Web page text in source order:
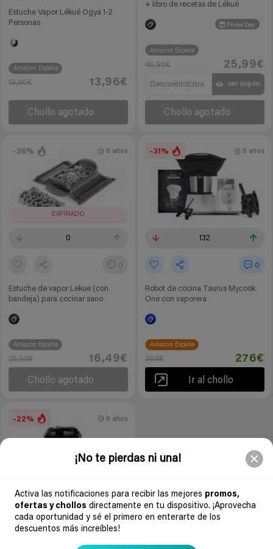
¡No te pierdas ni una!
Activa las notificaciones para recibir las mejores promos,
ofertas y chollos directamente en tu dispositivo. ¡Aprovecha
cada oportunidad y sé el primero en enterarte de los
descuentos más increíbles!
Estuche Vapor Lékué Ogya 1-2
Personas
Amazon España
19,90€ 13,96€
Chollo agotado
+ libro de recetas de Lékué
Prime Day
Amazon España
46,90€ 25,99€
DescuentoExtra ver cupón
Chollo agotado
-36%
EXPIRADO
0
0
Estuche de vapor Lekue (con
bandeja) para cocinar sano
6 años
Amazon España
25,90€ 16,49€
Chollo agotado
-31%
132
0
Robot de cocina Taurus Mycook
One con vaporera
6 años
Amazon España
399€ 276€
Ir al chollo
-22%
50
0
6 años